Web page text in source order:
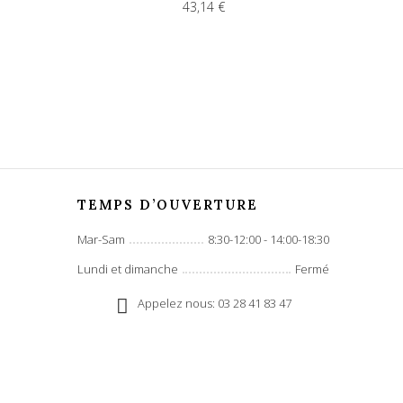
43,14 €
TEMPS D’OUVERTURE
Mar-Sam
8:30-12:00 - 14:00-18:30
Lundi et dimanche
Fermé
Appelez nous: 03 28 41 83 47